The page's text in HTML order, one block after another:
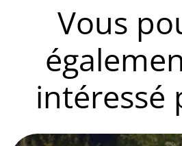
Vous
intéressé